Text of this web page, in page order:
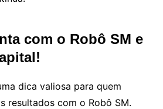
com o Robô SM e
dica valiosa para quem
resultados com o Robô SM.